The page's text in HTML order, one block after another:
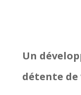
Un
détente de